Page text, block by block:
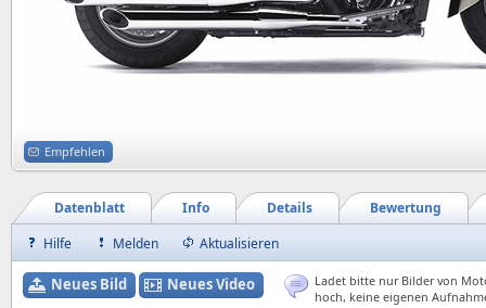
Empfehlen
Bewertung
Details
Info
Datenblatt
Hilfe
Melden Aktualisieren
Neues Bild Neues Video
Ladet bitte nur Bilder von
hoch, keine eigenen